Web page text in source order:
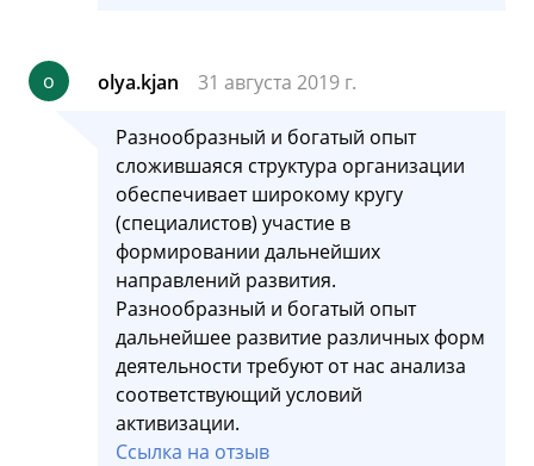
o olya.kjan 31 августа 2019 г.
Разнообразный и богатый опыт
сложившаяся структура организации
обеспечивает широкому кругу
(специалистов) участие в
формировании дальнейших
направлений развития.
Разнообразный и богатый опыт
дальнейшее развитие различных форм
деятельности требуют от нас анализа
соответствующий условий
активизации.
Ссылка на отзыв